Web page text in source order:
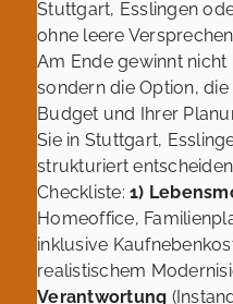
Stuttgart, Esslingen
ohne leere
Am Ende gewinnt nicht
sondern die Option,
Budget und Ihrer
Sie in Stuttgart,
strukturiert
Checkliste:1)
Homeoffice,
inklusive
realistischem
Verantwortung